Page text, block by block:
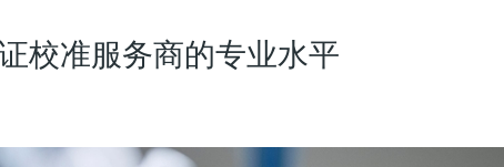
校准服务商的专业水平